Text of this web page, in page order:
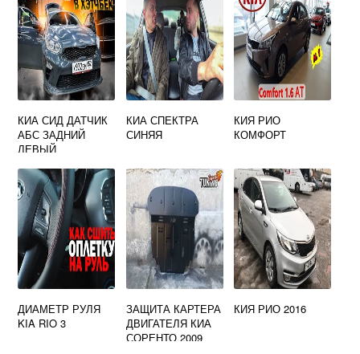
КИА СИД ДАТЧИК
АБС ЗАДНИЙ
ЛЕВЫЙ
КИА СПЕКТРА
СИНЯЯ
КИЯ РИО
КОМФОРТ
ДИАМЕТР РУЛЯ
KIA RIO 3
ЗАЩИТА КАРТЕРА
ДВИГАТЕЛЯ КИА
СОРЕНТО 2009
КИЯ РИО 2016